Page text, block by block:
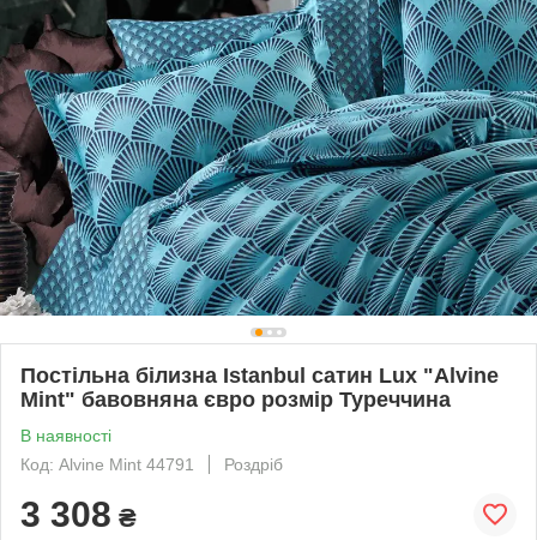
Постільна білизна Istanbul сатин Lux "Alvine
Mint" бавовняна євро розмір Туреччина
В наявності
Код: Alvine Mint 44791
Роздріб
3 308 ₴